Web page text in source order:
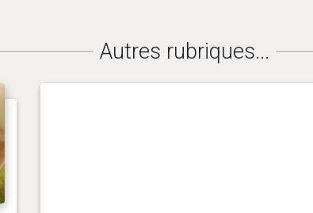
Autres rubriques...